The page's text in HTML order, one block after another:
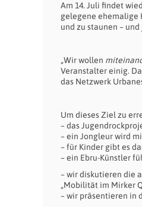
Am 14. Juli findet
gelegene ehemalige
und zu staunen –
„Wir wollen
Veranstalter einig.
das Netzwerk
Um dieses Ziel zu
– das
– ein Jongleur wird
– für Kinder gibt es
– ein Ebru-Künstler
– wir diskutieren die
„Mobilität im Mirker
– wir präsentieren in